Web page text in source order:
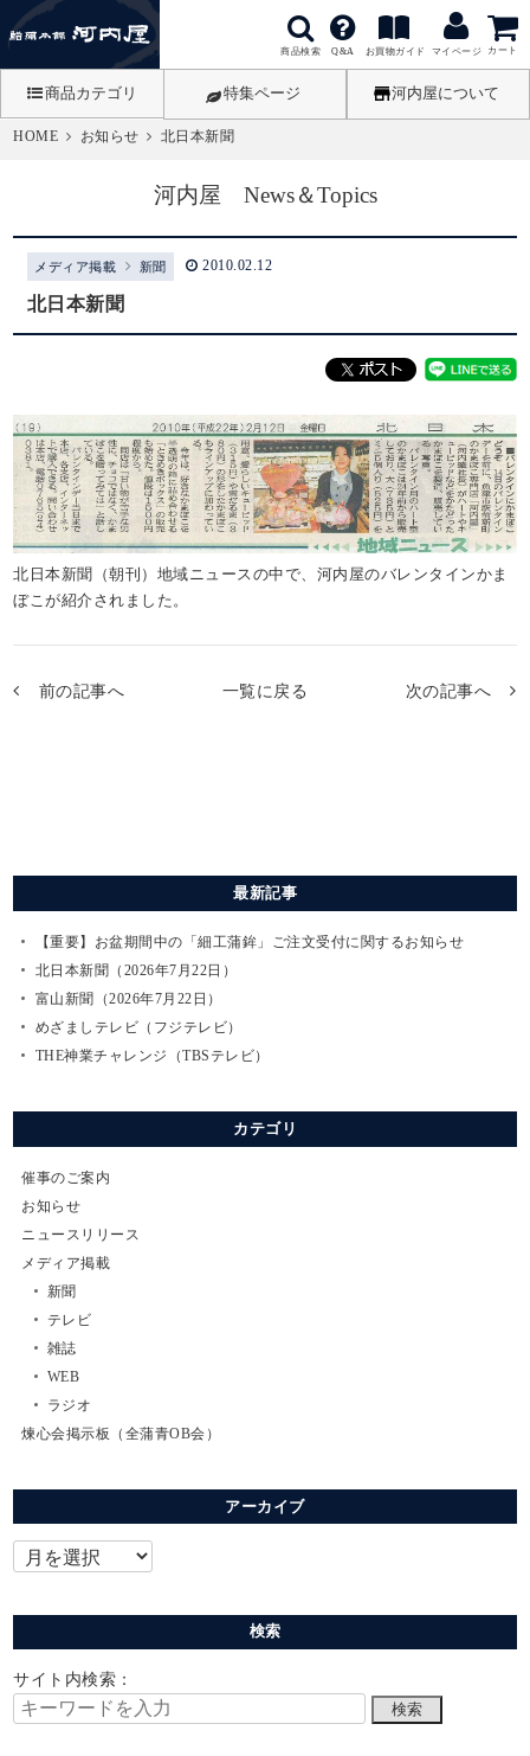
商品検索 Q&A お買物ガイド マイページ カート
商品カテゴリ 特集ページ 河内屋について
HOME お知らせ 北日本新聞
河内屋 News＆Topics
メディア掲載 新聞 2010.02.12
北日本新聞
北日本新聞（朝刊）地域ニュースの中で、河内屋のバレンタインかま
ぼこが紹介されました。
前の記事へ 一覧に戻る 次の記事へ
最新記事
【重要】お盆期間中の「細工蒲鉾」ご注文受付に関するお知らせ
北日本新聞（2026年7月22日）
富山新聞（2026年7月22日）
めざましテレビ（フジテレビ）
THE神業チャレンジ（TBSテレビ）
カテゴリ
催事のご案内
お知らせ
ニュースリリース
メディア掲載
新聞
テレビ
雑誌
WEB
ラジオ
煉心会掲示板（全蒲青OB会）
アーカイブ
検索
サイト内検索：